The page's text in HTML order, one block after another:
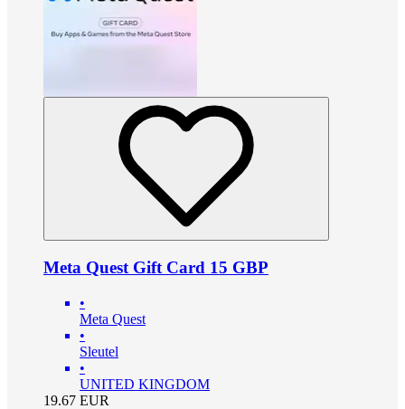
Meta Quest Gift Card 15 GBP
•
Meta Quest
•
Sleutel
•
UNITED KINGDOM
19.67 EUR